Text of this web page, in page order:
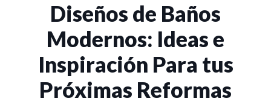
Diseños de Baños
Modernos: Ideas e
Inspiración Para tus
Próximas Reformas